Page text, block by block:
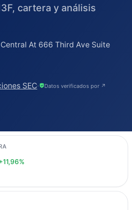
cartera y análisis
At 666 Third Ave Suite
SEC· Datos verificados por ↗